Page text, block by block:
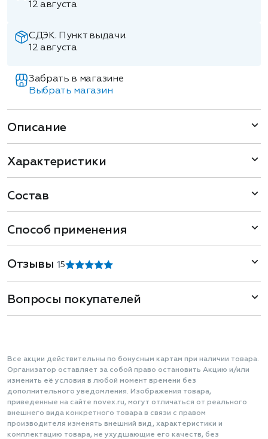
12 августа
СДЭК. Пункт выдачи.
12 августа
Забрать в магазине
Выбрать магазин
Описание
Характеристики
Состав
Способ применения
Отзывы1 5
Вопросы покупателей
Все акции действительны по бонусным картам при наличии товара.
Организатор оставляет за собой право остановить Акцию и/или
изменить её условия в любой момент времени без
дополнительного уведомления. Изображения товара,
приведенные на сайте novex.ru, могут отличаться от реального
внешнего вида конкретного товара в связи с правом
производителя изменять внешний вид, характеристики и
комплектацию товара, не ухудшающие его качеств, без